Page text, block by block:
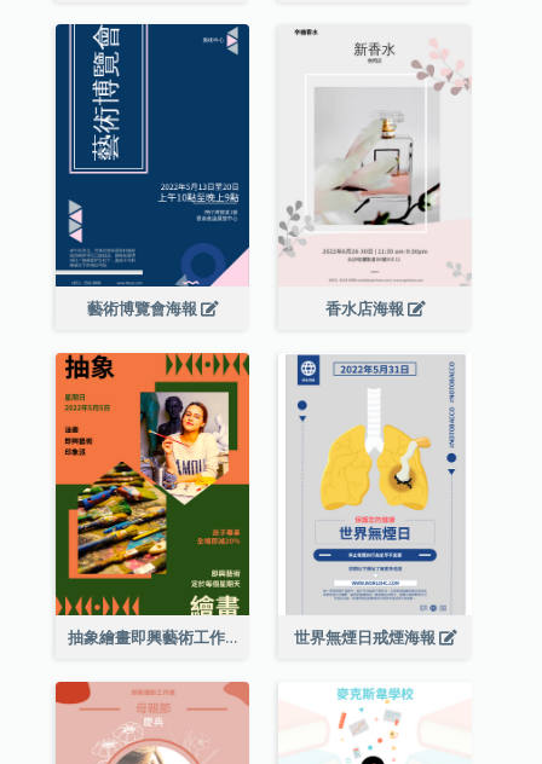
藝術博覽會海報 香水店海報
抽象繪畫即興藝術工作坊海報 世界無煙日戒煙海報